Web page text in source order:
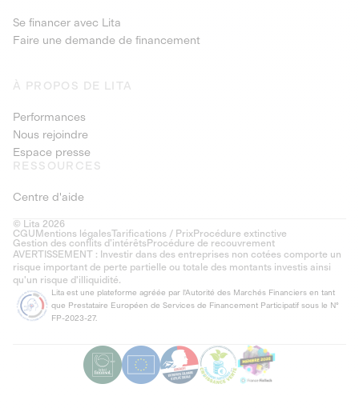
Se financer avec Lita
Faire une demande de financement
À PROPOS DE LITA
Performances
Nous rejoindre
Espace presse
RESSOURCES
Centre d'aide
© Lita 2026
CGU Mentions légalesTarifications / PrixProcédure extinctive
Gestion des conflits d’intérêtsProcédure de recouvrement
AVERTISSEMENT : Investir dans des entreprises non cotées comporte un
risque important de perte partielle ou totale des montants investis ainsi
qu'un risque d'illiquidité.
Lita est une plateforme agréée par l'Autorité des Marchés Financiers en tant
que Prestataire Européen de Services de Financement Participatif sous le N°
FP-2023-27.